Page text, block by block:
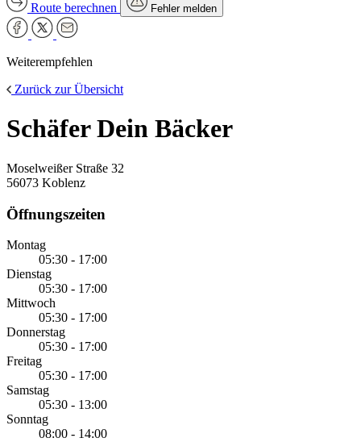
Route berechnen Fehler melden
Weiterempfehlen
Zurück zur Übersicht
Schäfer Dein Bäcker
Moselweißer Straße 32
56073 Koblenz
Öffnungszeiten
Montag
05:30 - 17:00
Dienstag
05:30 - 17:00
Mittwoch
05:30 - 17:00
Donnerstag
05:30 - 17:00
Freitag
05:30 - 17:00
Samstag
05:30 - 13:00
Sonntag
08:00 - 14:00